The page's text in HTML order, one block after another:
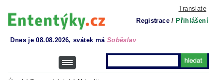
Translate
Registrace / Přihlášení
Dnes je 08.08.2026, svátek má Soběslav